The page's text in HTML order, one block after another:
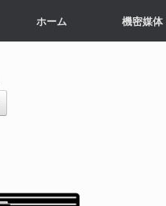
ホーム 機密媒体